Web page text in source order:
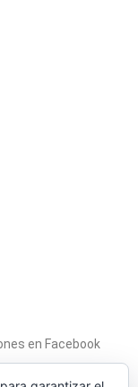
en Facebook